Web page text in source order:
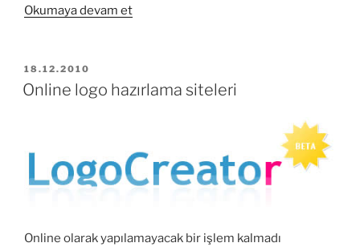
Okumaya devam et“Çince
Türkçe
İyi
Online
YAYIM
TARIHI
18.12.2010
Online logo hazırlama siteleri
Online olarak yapılamayacak bir işlem kalmadı